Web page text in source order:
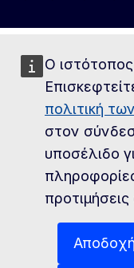
Ο
πολιτική
στον
υποσέλιδο